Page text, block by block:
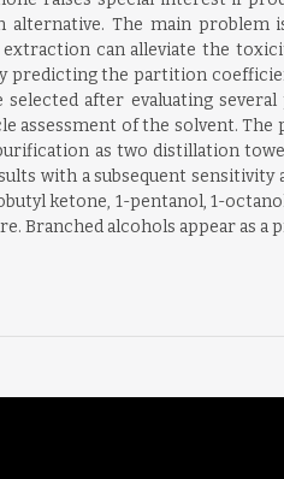
alternative. The main
can alleviate the
the partition
after evaluating
of the solvent.
as two distillation
with a subsequent
ketone, 1-pentanol, 1-
Branched alcohols appear as